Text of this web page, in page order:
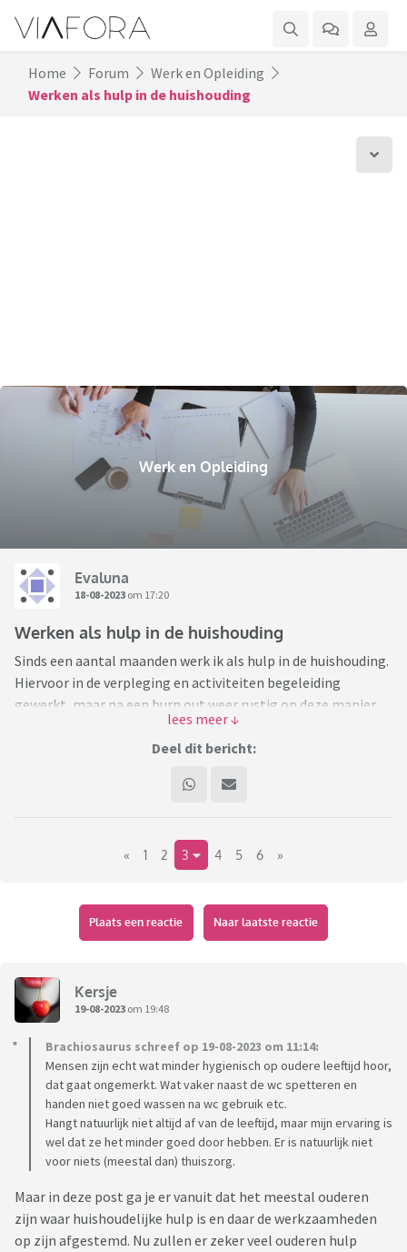
Home Forum
Werk en Opleiding
Werken als hulp in de huishouding
Werk en Opleiding
Evaluna
18-08-2023 om 17:20
Werken als hulp in de huishouding
Sinds een aantal maanden werk ik als hulp in de huishouding.
Hiervoor in de verpleging en activiteiten begeleiding
gewerkt, maar na een burn out weer rustig op deze manier
Lieve mensen waar ik kom, alles is aan te fietsen, dus wat dat
Waarom wel onzeker over ben is dat ik regelmatig zo snel
klaar ben. Ga ik er gewoon even hup doorheen dan hou ik veel
Bij sommige mensen boen ik nu dus iedere week heel
de vorm de stofzuiger over alle stoelen.
Ramen zemen vult de tijd ook lekker op. Maar dat kan de
bedoeling toch niet zijn????
hun keukenkastjes/ koelkast regelmatig schoonmaak.
Alle meubels van de muur halen voor het stofzuigen doe ik
Laatst riep een collegaatje dat ze echt nooit eerder
weggaat, toen durfde ik het al helemaal niet meer aan te
kaarten 🙈 ze is wel een kletskous, maar toch...
Iemand ervaring hiermee?
Deel dit bericht:
« 1 2 3 4 5 6 »
Plaats een reactie Naar laatste reactie
Kersje
19-08-2023 om 19:48
Brachiosaurus schreef op 19-08-2023 om 11:14:
Mensen zijn echt wat minder hygienisch op oudere leeftijd hoor,
dat gaat ongemerkt. Wat vaker naast de wc spetteren en
handen niet goed wassen na wc gebruik etc.
Hangt natuurlijk niet altijd af van de leeftijd, maar mijn ervaring is
wel dat ze het minder goed door hebben. Er is natuurlijk niet
voor niets (meestal dan) thuiszorg.
Maar in deze post ga je er vanuit dat het meestal ouderen
zijn waar huishoudelijke hulp is en daar de werkzaamheden
op zijn afgestemd. Nu zullen er zeker veel ouderen hulp